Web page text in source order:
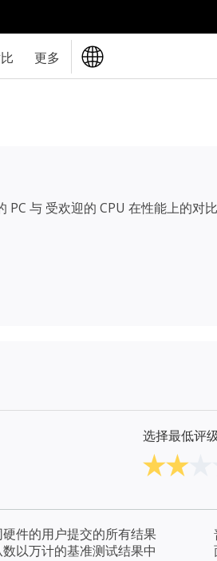
更多
与 受欢迎的 CPU 在性能上的对比
选择最低评
件的用户提交的所有结果
以万计的基准测试结果中